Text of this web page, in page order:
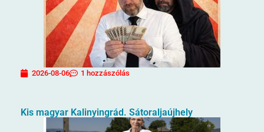
2026-08-06 1 hozzászólás
Kis magyar Kalinyingrád. Sátoraljaújhely